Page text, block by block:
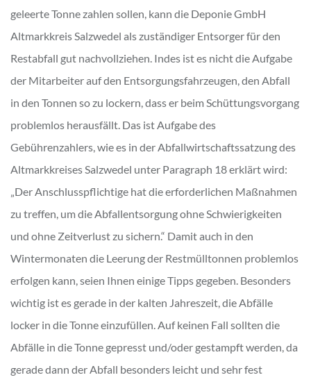
geleerte Tonne zahlen sollen, kann die Deponie GmbH
Altmarkkreis Salzwedel als zuständiger Entsorger für den
Restabfall gut nachvollziehen. Indes ist es nicht die Aufgabe
der Mitarbeiter auf den Entsorgungsfahrzeugen, den Abfall
in den Tonnen so zu lockern, dass er beim Schüttungsvorgang
problemlos herausfällt. Das ist Aufgabe des
Gebührenzahlers, wie es in der Abfallwirtschaftssatzung des
Altmarkkreises Salzwedel unter Paragraph 18 erklärt wird:
„Der Anschlusspflichtige hat die erforderlichen Maßnahmen
zu treffen, um die Abfallentsorgung ohne Schwierigkeiten
und ohne Zeitverlust zu sichern.“ Damit auch in den
Wintermonaten die Leerung der Restmülltonnen problemlos
erfolgen kann, seien Ihnen einige Tipps gegeben. Besonders
wichtig ist es gerade in der kalten Jahreszeit, die Abfälle
locker in die Tonne einzufüllen. Auf keinen Fall sollten die
Abfälle in die Tonne gepresst und/oder gestampft werden, da
gerade dann der Abfall besonders leicht und sehr fest